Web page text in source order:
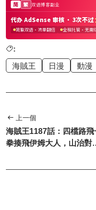
:
海賊王 日漫 動漫
上一個
海賊王1187話：四檔路飛
拳揍飛伊姆大人，山治對